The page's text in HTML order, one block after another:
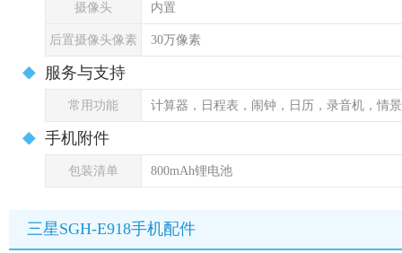
摄像头 内置
后置摄像头像素 30万像素
服务与支持
常用功能 计算器，日程表，闹钟，日历，录音机，情
手机附件
包装清单 800mAh锂电池
三星SGH-E918手机配件